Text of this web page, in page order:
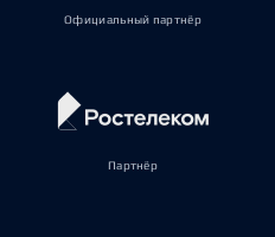
Официальный партнёр
Партнёр